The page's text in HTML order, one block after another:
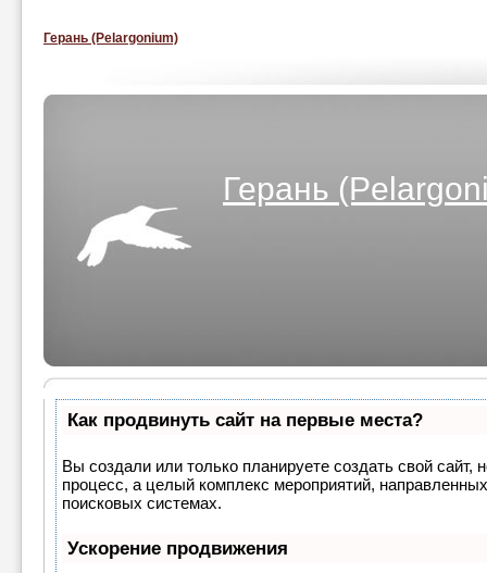
Герань (Pelargonium)
Герань
Как продвинуть сайт на первые места?
Вы создали или только планируете создать свой сайт,
процесс, а целый комплекс мероприятий,
поисковых системах.
Ускорение продвижения